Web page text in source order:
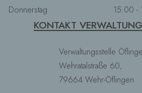
Donnerstag
15:00 -
KONTAKT
Verwaltungsstelle
Wehratalstraße 60,
79664 Wehr-Öflingen